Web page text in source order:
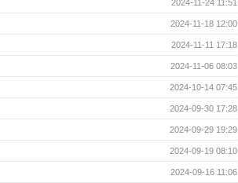
2024-11-24 11:51
2024-11-18 12:00
2024-11-11 17:18
2024-11-06 08:03
2024-10-14 07:45
2024-09-30 17:28
2024-09-29 19:29
2024-09-19 08:10
2024-09-16 11:06